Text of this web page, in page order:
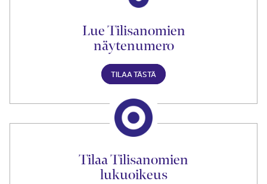
Lue Tilisanomien
näytenumero
TILAA TÄSTÄ
Tilaa Tilisanomien
lukuoikeus